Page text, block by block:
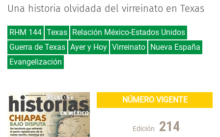
Una historia olvidada del virreinato en Texas
RHM 144 Texas Relación México-Estados Unidos
Guerra de Texas Ayer y Hoy Virreinato Nueva España
Evangelización
NÚMERO VIGENTE
Edición 214